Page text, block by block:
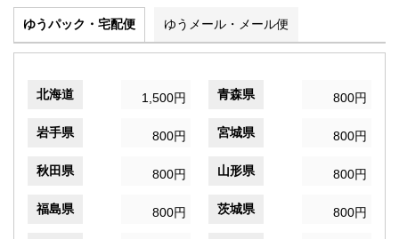
ゆうパック・宅配便 ゆうメール・メール便
北海道 1,500円 青森県 800円
岩手県 800円 宮城県 800円
秋田県 800円 山形県 800円
福島県 800円 茨城県 800円